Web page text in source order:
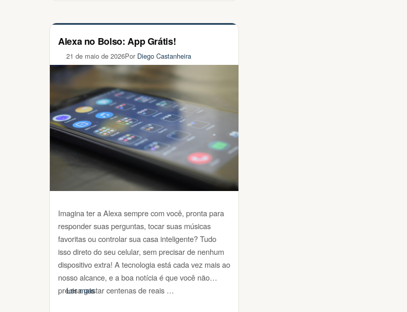
Alexa no Bolso: App Grátis!
21 de maio de 2026Por Diego Castanheira
Imagina ter a Alexa sempre com você, pronta para
responder suas perguntas, tocar suas músicas
favoritas ou controlar sua casa inteligente? Tudo
isso direto do seu celular, sem precisar de nenhum
dispositivo extra! A tecnologia está cada vez mais ao
nosso alcance, e a boa notícia é que você não
precisa gastar centenas de reais …
Ler mais